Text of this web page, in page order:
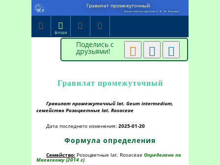
Гравилат промежуточный
Земля смеётся цветами © R. W. Emerson
 
флора
 
  
Поделись с
друзьями!
Гравилат промежуточный
Гравилат промежуточный lat. Geum intermedium,
семейство Розоцветные lat. Rosaceae
Дата последнего изменения: 2025-01-20
Формула определения
Семейство: Розоцветные lat. Rosaceae Определено по
Маевскому (2014 г)